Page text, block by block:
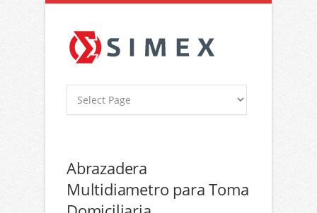
Abrazadera
Multidiametro para Toma